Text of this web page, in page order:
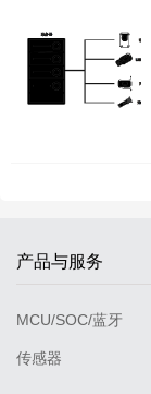
产品与服务
MCU/SOC/蓝牙
传感器